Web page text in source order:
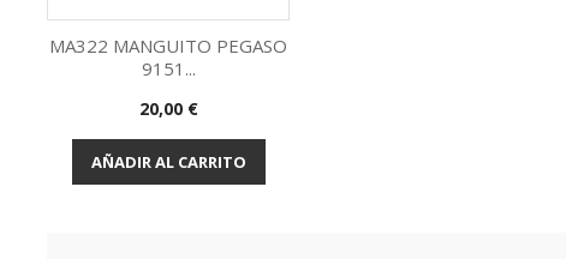
Vista rápida
MA322 MANGUITO PEGASO
9151...
Precio
20,00 €
AÑADIR AL CARRITO